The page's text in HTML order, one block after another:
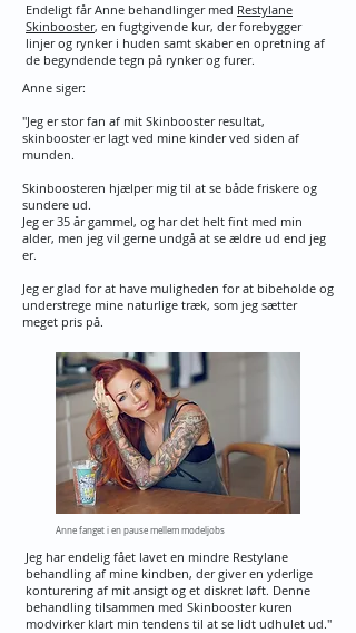
Endeligt får Anne behandlinger med Restylane
Skinbooster, en fugtgivende kur, der forebygger
linjer og rynker i huden samt skaber en opretning af
de begyndende tegn på rynker og furer.
Anne siger:
"Jeg er stor fan af mit Skinbooster resultat,
skinbooster er lagt ved mine kinder ved siden af
munden.
Skinboosteren hjælper mig til at se både friskere og
sundere ud.
Jeg er 35 år gammel, og har det helt fint med min
alder, men jeg vil gerne undgå at se ældre ud end jeg
er.
Jeg er glad for at have muligheden for at bibeholde og
understrege mine naturlige træk, som jeg sætter
meget pris på.
Anne fanget i en pause mellem modeljobs
Jeg har endelig fået lavet en mindre Restylane
behandling af mine kindben, der giver en yderlige
konturering af mit ansigt og et diskret løft. Denne
behandling tilsammen med Skinbooster kuren
modvirker klart min tendens til at se lidt udhulet ud."